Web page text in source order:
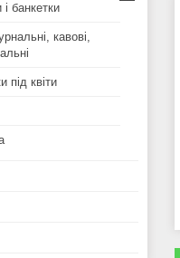
і банкетки
кавові,
під квіти